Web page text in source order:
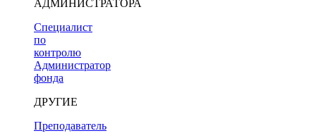
АДМИНИСТРАТОРА
Специалист
по
контролю
Администратор
фонда
ДРУГИЕ
Преподаватель